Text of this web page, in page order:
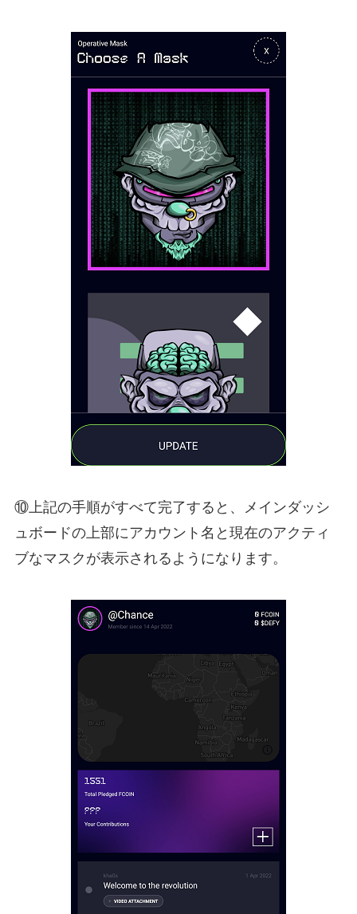
⑩上記の手順がすべて完了すると、メインダッシ
ュボードの上部にアカウント名と現在のアクティ
ブなマスクが表示されるようになります。